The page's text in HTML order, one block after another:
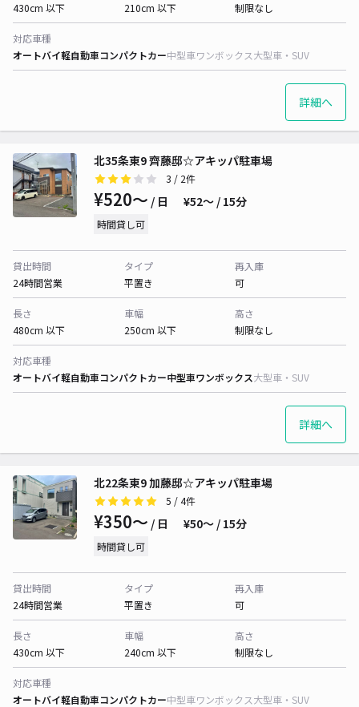
430cm 以下
210cm 以下
制限なし
対応車種
オートバイ軽自動車コンパクトカー中型車ワンボックス大型車・SUV
詳細へ
北35条東9 齊藤邸☆アキッパ駐車場
3 / 2件
¥520〜 / 日 ¥52〜 / 15分
時間貸し可
貸出時間
24時間営業
タイプ
平置き
再入庫
可
長さ
480cm 以下
車幅
250cm 以下
高さ
制限なし
対応車種
オートバイ軽自動車コンパクトカー中型車ワンボックス大型車・SUV
詳細へ
北22条東9 加藤邸☆アキッパ駐車場
5 / 4件
¥350〜 / 日 ¥50〜 / 15分
時間貸し可
貸出時間
24時間営業
タイプ
平置き
再入庫
可
長さ
430cm 以下
車幅
240cm 以下
高さ
制限なし
対応車種
オートバイ軽自動車コンパクトカー中型車ワンボックス大型車・SUV